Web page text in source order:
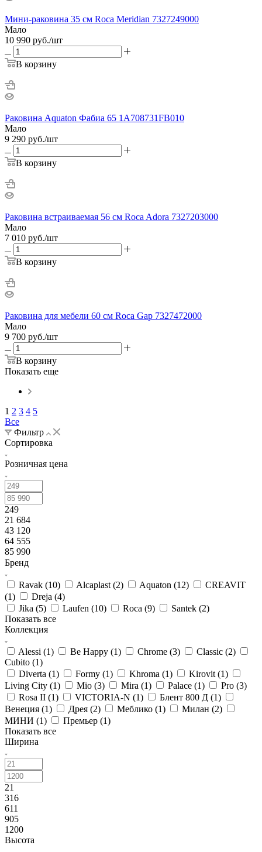
Мини-раковина 35 см Roca Meridian 7327249000
Мало
10 990 руб./шт
В корзину
Раковина Aquaton Фабиа 65 1A708731FB010
Мало
9 290 руб./шт
В корзину
Раковина встраиваемая 56 см Roca Adora 7327203000
Мало
7 010 руб./шт
В корзину
Раковина для мебели 60 см Roca Gap 7327472000
Мало
9 700 руб./шт
В корзину
Показать еще
1 2 3 4 5
Все
Фильтр
Сортировка
Розничная цена
249
21 684
43 120
64 555
85 990
Бренд
Ravak (10) Alcaplast (2) Aquaton (12)
CREAVIT
(1) Dreja (4)
Jika (5) Laufen (10) Roca (9) Santek (2)
Показать все
Коллекция
Alessi (1) Be Happy (1) Chrome (3) Classic (2)
Cubito (1)
Diverta (1) Formy (1) Khroma (1) Kirovit (1)
Living City (1) Mio (3) Mira (1) Palace (1) Pro (3)
Rosa II (1) VICTORIA-N (1) Блент 800 Д (1)
Венеция (1) Дрея (2) Меблико (1) Милан (2)
МИНИ (1) Премьер (1)
Показать все
Ширина
21
316
611
905
1200
Высота